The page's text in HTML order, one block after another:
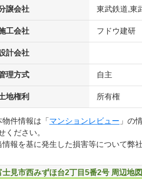
譲会社 東武鉄道,東
工会社 フドウ建研
計会社
理方式 自主
地権利 所有権
物件情報は「 マンションレビュー 」の
ください。
情報を基に発生した損害等について弊
士見市西みずほ台2丁目5番2号 周辺地